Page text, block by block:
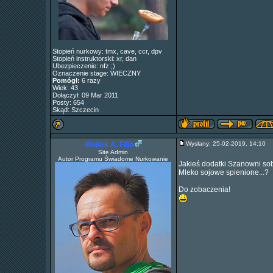
Stopień nurkowy: tmx, cave, ccr, dpv
Stopień instruktorski: xr, dan
Ubezpieczenie: nfz ;)
Oznaczenie stage: WIECZNY
Pomógł: 6 razy
Wiek: 43
Dołączył: 09 Mar 2011
Posty: 654
Skąd: Szczecin
Wojtek A. Filip
Site Admin
Autor Programu Świadome Nurkowanie
Wysłany: 25-02-2019, 14:10
Jakieś dodatki Szanowni
Mleko sojowe spienione...?
Do zobaczenia!